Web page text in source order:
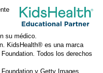
su médico.
KidsHealth® es una marca
Todos los derechos
y Getty Images.